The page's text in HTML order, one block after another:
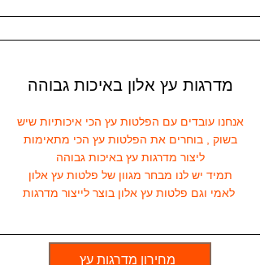
מדרגות עץ אלון באיכות גבוהה
אנחנו עובדים עם הפלטות עץ הכי איכותיות שיש
בשוק , בוחרים את הפלטות עץ הכי מתאימות
ליצור מדרגות עץ באיכות גבוהה
תמיד יש לנו מבחר מגוון של פלטות עץ אלון
לאמי וגם פלטות עץ אלון בוצר לייצור מדרגות
מחירון מדרגות עץ